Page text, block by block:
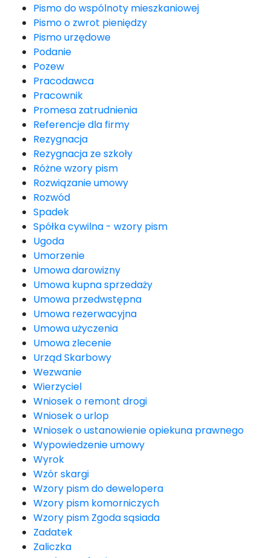
Pismo do wspólnoty mieszkaniowej
Pismo o zwrot pieniędzy
Pismo urzędowe
Podanie
Pozew
Pracodawca
Pracownik
Promesa zatrudnienia
Referencje dla firmy
Rezygnacja
Rezygnacja ze szkoły
Różne wzory pism
Rozwiązanie umowy
Rozwód
Spadek
Spółka cywilna - wzory pism
Ugoda
Umorzenie
Umowa darowizny
Umowa kupna sprzedaży
Umowa przedwstępna
Umowa rezerwacyjna
Umowa użyczenia
Umowa zlecenie
Urząd Skarbowy
Wezwanie
Wierzyciel
Wniosek o remont drogi
Wniosek o urlop
Wniosek o ustanowienie opiekuna prawnego
Wypowiedzenie umowy
Wyrok
Wzór skargi
Wzory pism do dewelopera
Wzory pism komorniczych
Wzory pism Zgoda sąsiada
Zadatek
Zaliczka